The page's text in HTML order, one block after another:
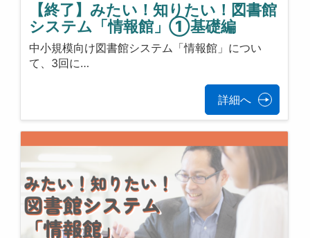
【終了】みたい！知りたい！図書館
システム「情報館」①基礎編
中小規模向け図書館システム「情報館」につい
て、3回に…
詳細へ